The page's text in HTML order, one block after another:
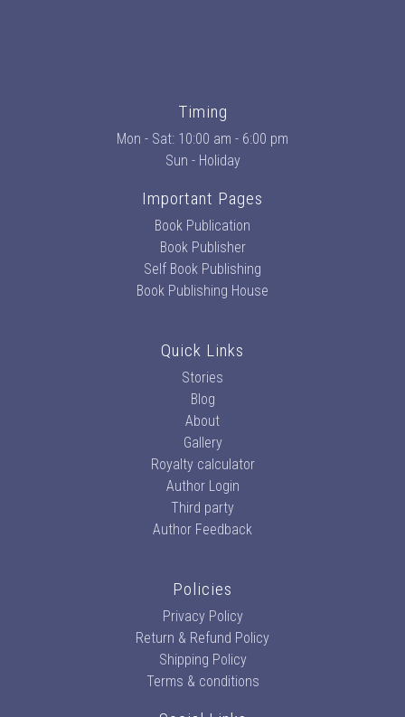
Timing
Mon - Sat: 10:00 am - 6:00 pm
Sun - Holiday
Important Pages
Book Publication
Book Publisher
Self Book Publishing
Book Publishing House
Quick Links
Stories
Blog
About
Gallery
Royalty calculator
Author Login
Third party
Author Feedback
Policies
Privacy Policy
Return & Refund Policy
Shipping Policy
Terms & conditions